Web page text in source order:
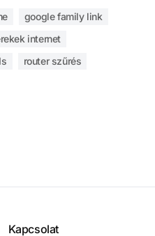
google family link
internet
router szűrés
Kapcsolat